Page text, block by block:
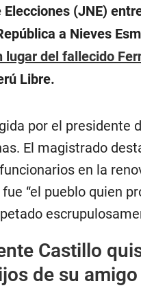
Elecciones (JNE)
a Nieves
lugar del fallecido
Libre.
por el presidente
El magistrado
en la
“el pueblo quien
Castillo
de su amigo